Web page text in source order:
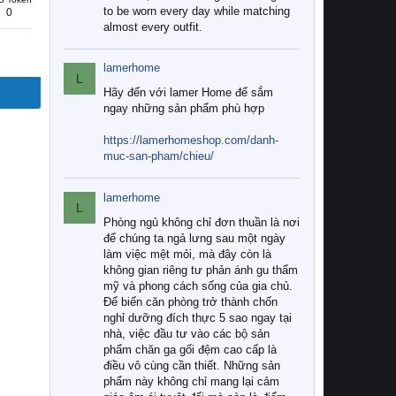
0
to be worn every day while matching
almost every outfit.
L
lamerhome
Hãy đến với lamer Home để sắm
ngay những sản phẩm phù hợp
https://lamerhomeshop.com/danh-
muc-san-pham/chieu/
L
lamerhome
Phòng ngủ không chỉ đơn thuần là nơi
để chúng ta ngả lưng sau một ngày
làm việc mệt mỏi, mà đây còn là
không gian riêng tư phản ánh gu thẩm
mỹ và phong cách sống của gia chủ.
Để biến căn phòng trở thành chốn
nghỉ dưỡng đích thực 5 sao ngay tại
nhà, việc đầu tư vào các bộ sản
phẩm chăn ga gối đệm cao cấp là
điều vô cùng cần thiết. Những sản
phẩm này không chỉ mang lại cảm